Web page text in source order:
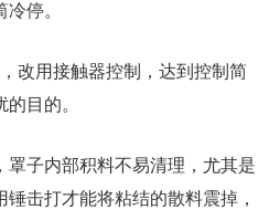
停。
改用接触器控制，达到控制简
目的。
罩子内部积料不易清理，尤其是
击打才能将粘结的散料震掉，